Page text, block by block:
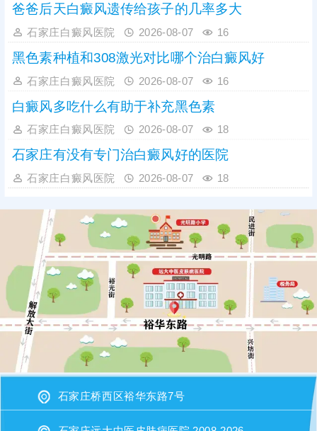
爸爸后天白癜风遗传给孩子的几率多大
石家庄白癜风医院 2026-08-07 16
黑色素种植和308激光对比哪个治白癜风好
石家庄白癜风医院 2026-08-07 16
白癜风多吃什么有助于补充黑色素
石家庄白癜风医院 2026-08-07 18
石家庄有没有专门治白癜风好的医院
石家庄白癜风医院 2026-08-07 18
石家庄桥西区裕华东路7号